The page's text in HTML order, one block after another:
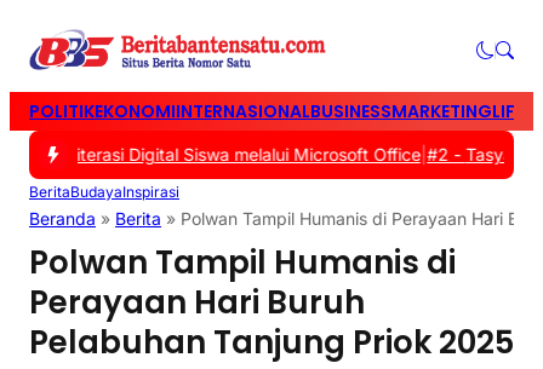
POLITIKEKONOMIINTERNASIONALBUSINESSMARKETING
Literasi Digital Siswa melalui Microsoft Office|#2 -Tasyakuran
BeritaBudayaInspirasi
Beranda » Berita » Polwan Tampil Humanis di Perayaan Hari
Polwan Tampil Humanis di
Perayaan Hari Buruh
Pelabuhan Tanjung Priok 2025